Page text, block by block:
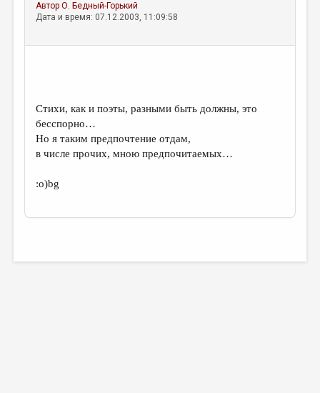
АвторО. Бедный-Горький
Дата и время: 07.12.2003, 11:09:58
Стихи, как и поэты, разными быть должны, это
бесспорно…
Но я таким предпочтение отдам,
в числе прочих, мною предпочитаемых…
:о)bg